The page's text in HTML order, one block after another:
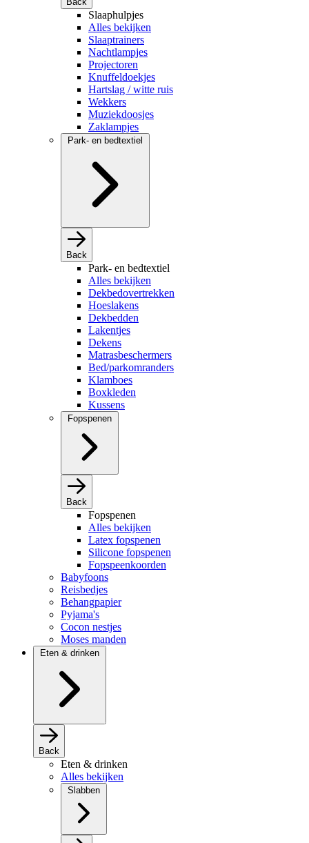
Slaaphulpjes
Alles bekijken
Slaaptrainers
Nachtlampjes
Projectoren
Knuffeldoekjes
Hartslag / witte ruis
Wekkers
Muziekdoosjes
Zaklampjes
Park- en bedtextiel
Back
Park- en bedtextiel
Alles bekijken
Dekbedovertrekken
Hoeslakens
Dekbedden
Lakentjes
Dekens
Matrasbeschermers
Bed/parkomranders
Klamboes
Boxkleden
Kussens
Fopspenen
Back
Fopspenen
Alles bekijken
Latex fopspenen
Silicone fopspenen
Fopspeenkoorden
Babyfoons
Reisbedjes
Behangpapier
Pyjama's
Cocon nestjes
Moses manden
Eten & drinken
Back
Eten & drinken
Alles bekijken
Slabben